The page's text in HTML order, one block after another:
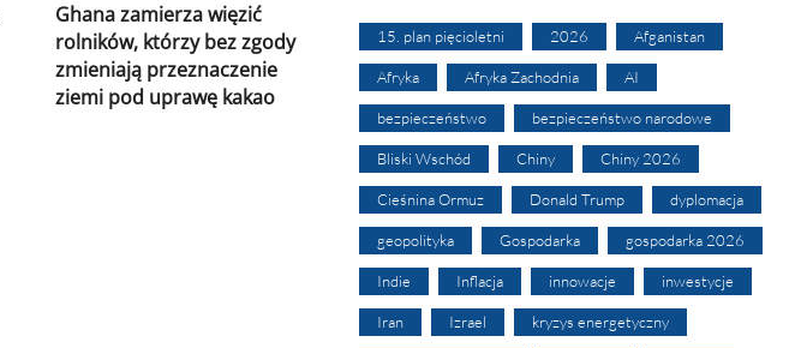
Ghana zamierza więzić
rolników, którzy bez zgody
zmieniają przeznaczenie
ziemi pod uprawę kakao
15. plan pięcioletni 2026 Afganistan
Afryka Afryka Zachodnia AI
bezpieczeństwo bezpieczeństwo narodowe
Bliski Wschód Chiny Chiny 2026
Cieśnina Ormuz Donald Trump dyplomacja
geopolityka Gospodarka gospodarka 2026
Indie Inflacja innowacje inwestycje
Iran Izrael kryzys energetyczny